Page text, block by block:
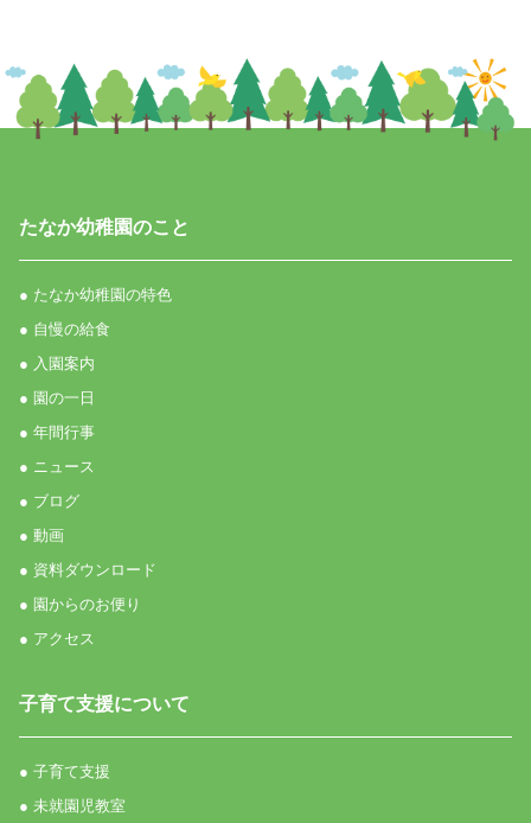
たなか幼稚園のこと
● たなか幼稚園の特色
● 自慢の給食
● 入園案内
● 園の一日
● 年間行事
● ニュース
● ブログ
● 動画
● 資料ダウンロード
● 園からのお便り
● アクセス
子育て支援について
● 子育て支援
● 未就園児教室